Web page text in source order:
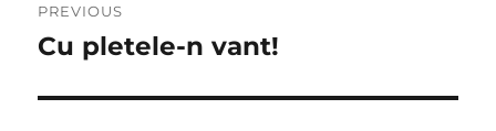
navigation
PREVIOUS
Previous
Cu pletele-n vant!